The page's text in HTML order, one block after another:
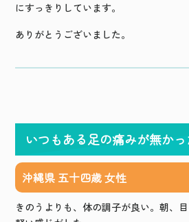
にすっきりしています。
ありがとうございました。
いつもある足の痛みが無かっ
沖縄県 五十四歳 女性
きのうよりも、体の調子が良い。朝、